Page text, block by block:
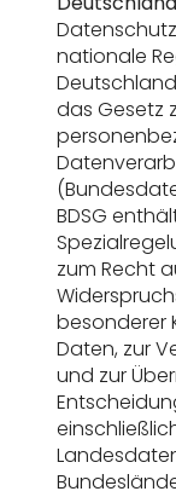
nationale
das Gesetz
BDSG
zum Recht
besonderer
Daten, zur
und zur